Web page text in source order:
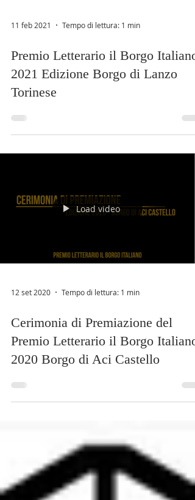
11 feb 2021 Tempo di lettura: 1 min
Premio Letterario il Borgo Italiano
Torinese
12 set 2020 Tempo di lettura: 1 min
Cerimonia di Premiazione del
2020 Borgo di Aci Castello